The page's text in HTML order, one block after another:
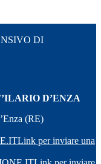
DI
D’ENZA
(RE)
Link per inviare una